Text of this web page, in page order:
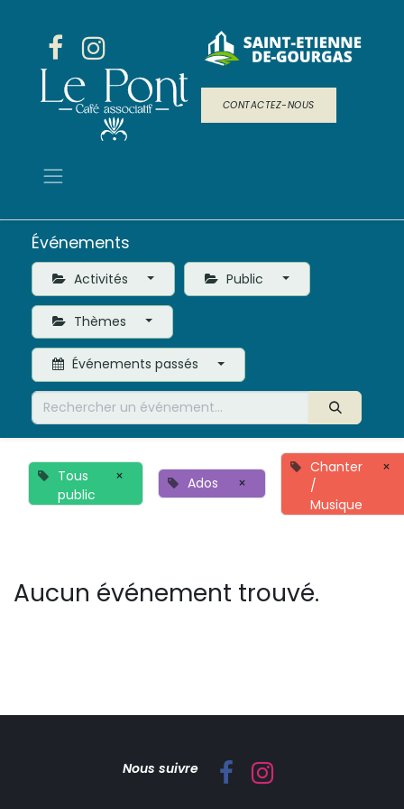
CONTACTEZ-NOUS
Événements
Activités Public
Thèmes
Événements passés
Tous
public
× Ados ×
Chanter
/
Musique
×
Aucun événement trouvé.
Nous suivre